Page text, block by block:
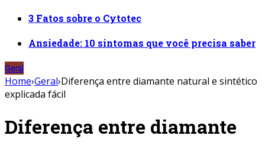
3 Fatos sobre o Cytotec
Ansiedade: 10 sintomas que você precisa saber
Geral
Home›Geral›Diferença entre diamante natural e sintético
explicada fácil
Diferença entre diamante